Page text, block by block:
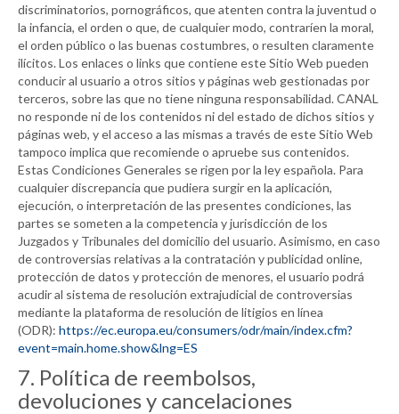
discriminatorios, pornográficos, que atenten contra la juventud o
la infancia, el orden o que, de cualquier modo, contraríen la moral,
el orden público o las buenas costumbres, o resulten claramente
ilícitos. Los enlaces o links que contiene este Sitio Web pueden
conducir al usuario a otros sitios y páginas web gestionadas por
terceros, sobre las que no tiene ninguna responsabilidad.CANAL
no responde ni de los contenidos ni del estado de dichos sitios y
páginas web, y el acceso a las mismas a través de este Sitio Web
tampoco implica que recomiende o apruebe sus contenidos.
Estas Condiciones Generales se rigen por la ley española. Para
cualquier discrepancia que pudiera surgir en la aplicación,
ejecución, o interpretación de las presentes condiciones, las
partes se someten a la competencia y jurisdicción de los
Juzgados y Tribunales del domicilio del usuario. Asimismo, en caso
de controversias relativas a la contratación y publicidad online,
protección de datos y protección de menores, el usuario podrá
acudir al sistema de resolución extrajudicial de controversias
mediante la plataforma de resolución de litigios en línea
(ODR): https://ec.europa.eu/consumers/odr/main/index.cfm?
event=main.home.show&lng=ES
7. Política de reembolsos,
devoluciones y cancelaciones